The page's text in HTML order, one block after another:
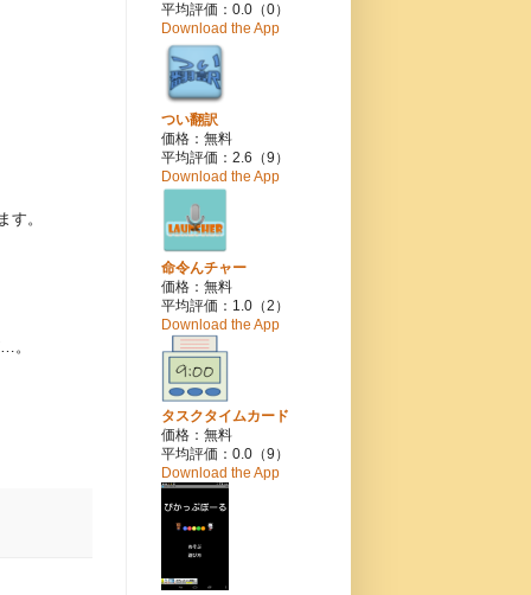
す。
。
平均評価：0.0（0）
Download the App
つい翻訳
価格：無料
平均評価：2.6（9）
Download the App
命令んチャー
価格：無料
平均評価：1.0（2）
Download the App
タスクタイムカード
価格：無料
平均評価：0.0（9）
Download the App